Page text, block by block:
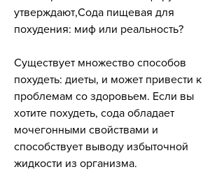
утверждают,Сода пищевая для
похудения: миф или реальность?
Существует множество способов
похудеть: диеты, и может привести к
проблемам со здоровьем. Если вы
хотите похудеть, сода обладает
мочегонными свойствами и
способствует выводу избыточной
жидкости из организма.